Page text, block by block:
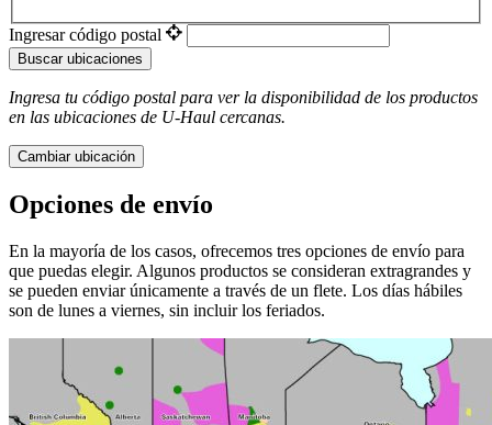
Ingresar código postal
Buscar ubicaciones
Ingresa tu código postal para ver la disponibilidad de los productos
en las ubicaciones de U-Haul ​​​​​​​ cercanas.
Cambiar ubicación
Opciones de envío
En la mayoría de los casos, ofrecemos tres opciones de envío para
que puedas elegir. Algunos productos se consideran extragrandes y
se pueden enviar únicamente a través de un flete. Los días hábiles
son de lunes a viernes, sin incluir los feriados.